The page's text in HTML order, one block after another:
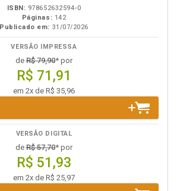
ISBN: 978652632594-0
Páginas: 142
Publicado em: 31/07/2026
VERSÃO IMPRESSA
de R$ 79,90* por
R$ 71,91
em 2x de R$ 35,96
VERSÃO DIGITAL
de R$ 57,70* por
R$ 51,93
em 2x de R$ 25,97